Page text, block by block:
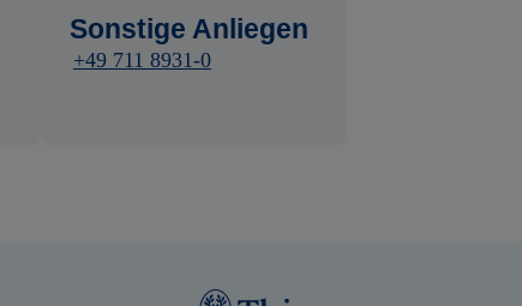
Sonstige Anliegen
+49 711 8931-0